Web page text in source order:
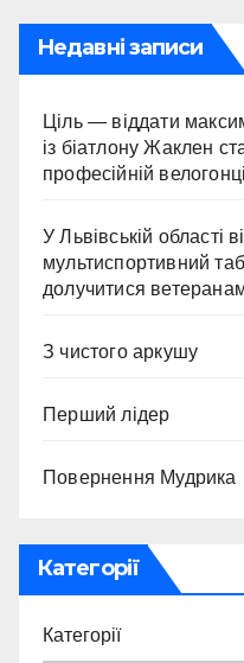
Недавні записи
Ціль — віддати
із біатлону Жаклен
професійній велогонці
У Львівській області
мультиспортивний
долучитися
З чистого аркушу
Перший лідер
Повернення Мудрика
Категорії
Категорії